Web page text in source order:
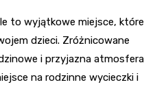
to wyjątkowe miejsce, które
dzieci. Zróżnicowane
i przyjazna atmosfera
na rodzinne wycieczki i